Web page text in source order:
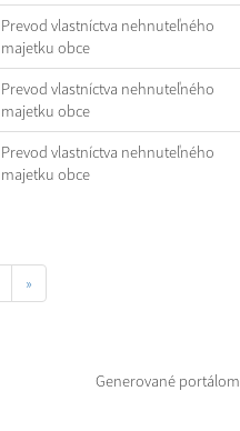
Prevod vlastníctva nehnuteľného
majetku obce
Prevod vlastníctva nehnuteľného
majetku obce
Prevod vlastníctva nehnuteľného
majetku obce
»
Generované portálom